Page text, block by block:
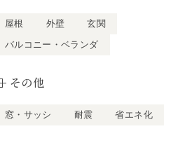
屋根 外壁
玄関
バルコニー・ベランダ
その他
窓・サッシ 耐震 省エネ化